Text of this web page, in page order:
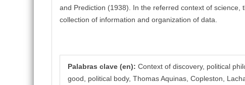
and Prediction (1938). In the referred context of science,
collection of information and organization of data.
Palabras clave (en): Context of discovery, political
good, political body, Thomas Aquinas, Copleston,